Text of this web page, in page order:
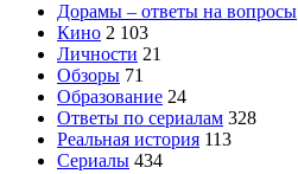
Дорамы – ответы на вопросы
Кино 2 103
Личности 21
Обзоры 71
Образование 24
Ответы по сериалам 328
Реальная история 113
Сериалы 434